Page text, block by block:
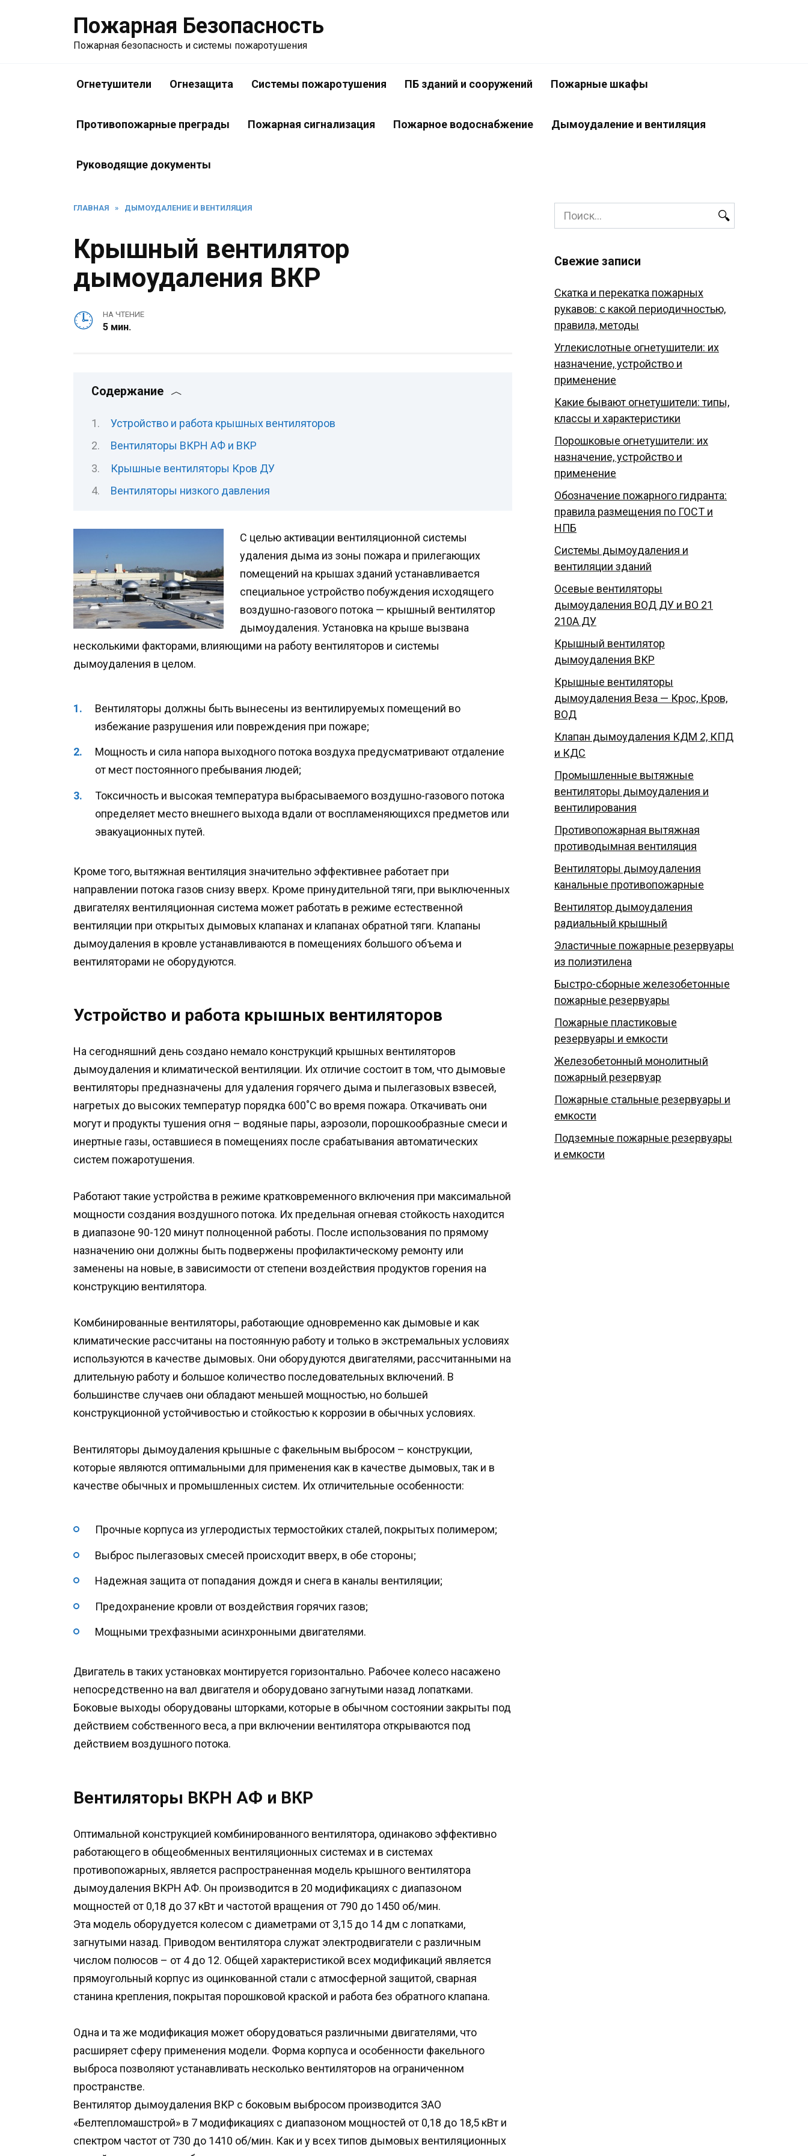
Пожарная Безопасность
Пожарная безопасность и системы пожаротушения
Огнетушители Огнезащита Системы пожаротушения ПБ зданий и сооружений Пожарные шкафы
Противопожарные преграды Пожарная сигнализация Пожарное водоснабжение Дымоудаление и вентиляция
Руководящие документы
ГЛАВНАЯ » ДЫМОУДАЛЕНИЕ И ВЕНТИЛЯЦИЯ
Крышный вентилятор
дымоудаления ВКР
НА ЧТЕНИЕ
5 мин.
Содержание
Устройство и работа крышных вентиляторов
Вентиляторы ВКРН АФ и ВКР
Крышные вентиляторы Кров ДУ
Вентиляторы низкого давления
С целью активации вентиляционной системы
удаления дыма из зоны пожара и прилегающих
помещений на крышах зданий устанавливается
специальное устройство побуждения исходящего
воздушно-газового потока — крышный вентилятор
дымоудаления. Установка на крыше вызвана
несколькими факторами, влияющими на работу вентиляторов и системы
дымоудаления в целом.
Вентиляторы должны быть вынесены из вентилируемых помещений во
избежание разрушения или повреждения при пожаре;
Мощность и сила напора выходного потока воздуха предусматривают отдаление
от мест постоянного пребывания людей;
Токсичность и высокая температура выбрасываемого воздушно-газового потока
определяет место внешнего выхода вдали от воспламеняющихся предметов или
эвакуационных путей.
Кроме того, вытяжная вентиляция значительно эффективнее работает при
направлении потока газов снизу вверх. Кроме принудительной тяги, при выключенных
двигателях вентиляционная система может работать в режиме естественной
вентиляции при открытых дымовых клапанах и клапанах обратной тяги. Клапаны
дымоудаления в кровле устанавливаются в помещениях большого объема и
вентиляторами не оборудуются.
Устройство и работа крышных вентиляторов
На сегодняшний день создано немало конструкций крышных вентиляторов
дымоудаления и климатической вентиляции. Их отличие состоит в том, что дымовые
вентиляторы предназначены для удаления горячего дыма и пылегазовых взвесей,
нагретых до высоких температур порядка 600˚С во время пожара. Откачивать они
могут и продукты тушения огня – водяные пары, аэрозоли, порошкообразные смеси и
инертные газы, оставшиеся в помещениях после срабатывания автоматических
систем пожаротушения.
Работают такие устройства в режиме кратковременного включения при максимальной
мощности создания воздушного потока. Их предельная огневая стойкость находится
в диапазоне 90-120 минут полноценной работы. После использования по прямому
назначению они должны быть подвержены профилактическому ремонту или
заменены на новые, в зависимости от степени воздействия продуктов горения на
конструкцию вентилятора.
Комбинированные вентиляторы, работающие одновременно как дымовые и как
климатические рассчитаны на постоянную работу и только в экстремальных условиях
используются в качестве дымовых. Они оборудуются двигателями, рассчитанными на
длительную работу и большое количество последовательных включений. В
большинстве случаев они обладают меньшей мощностью, но большей
конструкционной устойчивостью и стойкостью к коррозии в обычных условиях.
Вентиляторы дымоудаления крышные с факельным выбросом – конструкции,
которые являются оптимальными для применения как в качестве дымовых, так и в
качестве обычных и промышленных систем. Их отличительные особенности:
Прочные корпуса из углеродистых термостойких сталей, покрытых полимером;
Выброс пылегазовых смесей происходит вверх, в обе стороны;
Надежная защита от попадания дождя и снега в каналы вентиляции;
Предохранение кровли от воздействия горячих газов;
Мощными трехфазными асинхронными двигателями.
Двигатель в таких установках монтируется горизонтально. Рабочее колесо насажено
непосредственно на вал двигателя и оборудовано загнутыми назад лопатками.
Боковые выходы оборудованы шторками, которые в обычном состоянии закрыты под
действием собственного веса, а при включении вентилятора открываются под
действием воздушного потока.
Вентиляторы ВКРН АФ и ВКР
Оптимальной конструкцией комбинированного вентилятора, одинаково эффективно
работающего в общеобменных вентиляционных системах и в системах
противопожарных, является распространенная модель крышного вентилятора
дымоудаления ВКРН АФ. Он производится в 20 модификациях с диапазоном
мощностей от 0,18 до 37 кВт и частотой вращения от 790 до 1450 об/мин.
Эта модель оборудуется колесом с диаметрами от 3,15 до 14 дм с лопатками,
загнутыми назад. Приводом вентилятора служат электродвигатели с различным
числом полюсов – от 4 до 12. Общей характеристикой всех модификаций является
прямоугольный корпус из оцинкованной стали с атмосферной защитой, сварная
станина крепления, покрытая порошковой краской и работа без обратного клапана.
Одна и та же модификация может оборудоваться различными двигателями, что
расширяет сферу применения модели. Форма корпуса и особенности факельного
выброса позволяют устанавливать несколько вентиляторов на ограниченном
пространстве.
Вентилятор дымоудаления ВКР с боковым выбросом производится ЗАО
«Белтепломашстрой» в 7 модификациях с диапазоном мощностей от 0,18 до 18,5 кВт и
спектром частот от 730 до 1410 об/мин. Как и у всех типов дымовых вентиляционных
Search
for:
Свежие записи
Скатка и перекатка пожарных
рукавов: с какой периодичностью,
правила, методы
Углекислотные огнетушители: их
назначение, устройство и
применение
Какие бывают огнетушители: типы,
классы и характеристики
Порошковые огнетушители: их
назначение, устройство и
применение
Обозначение пожарного гидранта:
правила размещения по ГОСТ и
НПБ
Системы дымоудаления и
вентиляции зданий
Осевые вентиляторы
дымоудаления ВОД ДУ и ВО 21
210А ДУ
Крышный вентилятор
дымоудаления ВКР
Крышные вентиляторы
дымоудаления Веза — Крос, Кров,
ВОД
Клапан дымоудаления КДМ 2, КПД
и КДС
Промышленные вытяжные
вентиляторы дымоудаления и
вентилирования
Противопожарная вытяжная
противодымная вентиляция
Вентиляторы дымоудаления
канальные противопожарные
Вентилятор дымоудаления
радиальный крышный
Эластичные пожарные резервуары
из полиэтилена
Быстро-сборные железобетонные
пожарные резервуары
Пожарные пластиковые
резервуары и емкости
Железобетонный монолитный
пожарный резервуар
Пожарные стальные резервуары и
емкости
Подземные пожарные резервуары
и емкости